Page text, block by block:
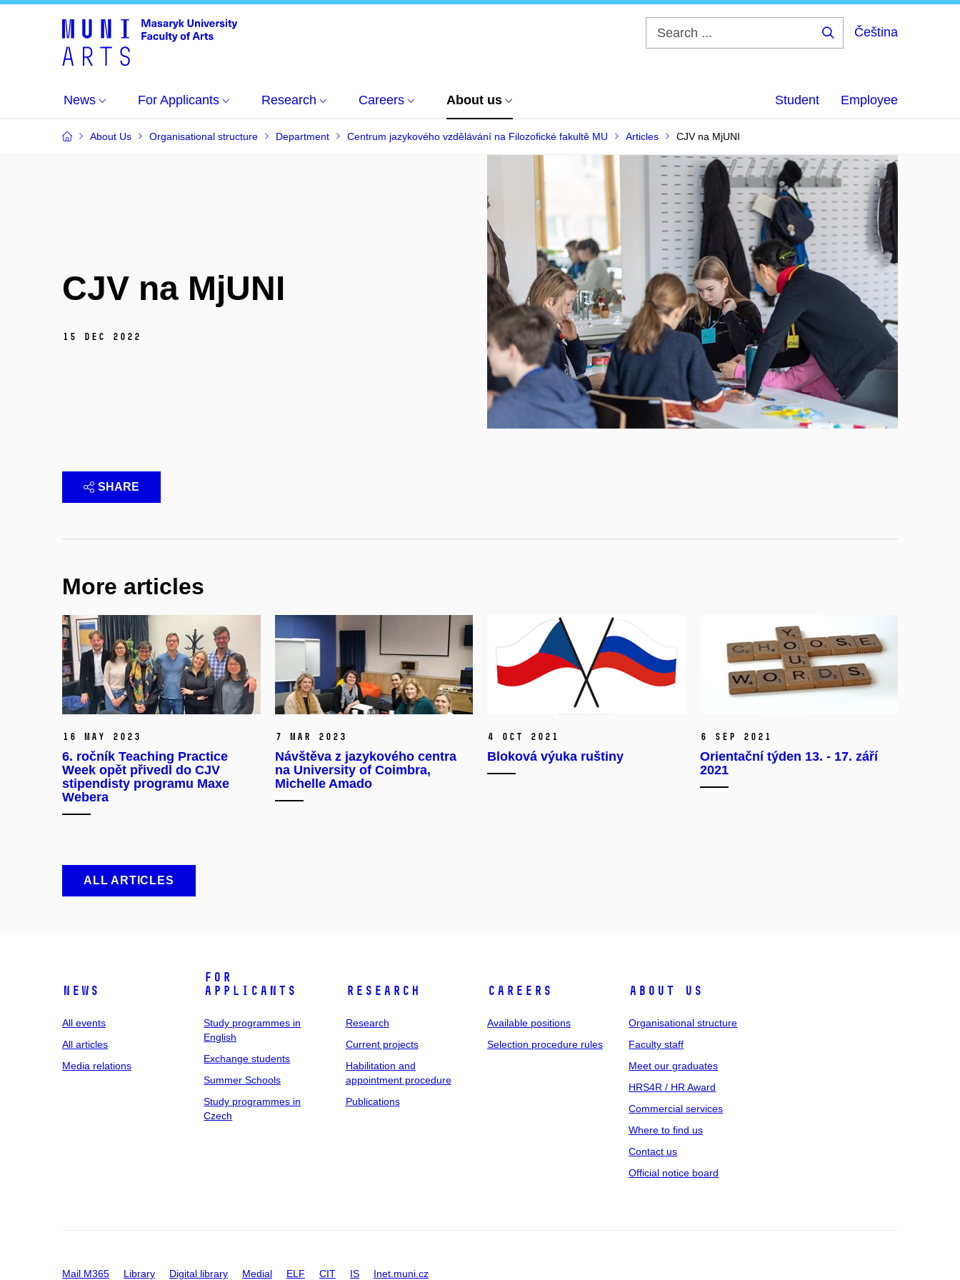
Čeština
News For Applicants Research Careers About us Student Employee
About Us Organisational structure Department Centrum jazykového vzdělávání na Filozofické fakultě MU Articles CJV na MjUNI
CJV na MjUNI
15 Dec 2022
SHARE
More articles
16 May 2023
6. ročník Teaching Practice
Week opět přivedl do CJV
stipendisty programu Maxe
Webera
7 Mar 2023
Návštěva z jazykového centra
na University of Coimbra,
Michelle Amado
4 Oct 2021
Bloková výuka ruštiny
6 Sep 2021
Orientační týden 13. - 17. září
2021
ALL ARTICLES
News
All events
All articles
Media relations
For
applicants
Study programmes in
English
Exchange students
Summer Schools
Study programmes in
Czech
Research
Research
Current projects
Habilitation and
appointment procedure
Publications
Careers
Available positions
Selection procedure rules
About us
Organisational structure
Faculty staff
Meet our graduates
HRS4R / HR Award
Commercial services
Where to find us
Contact us
Official notice board
Mail M365 Library Digital library Medial ELF CIT IS Inet.muni.cz